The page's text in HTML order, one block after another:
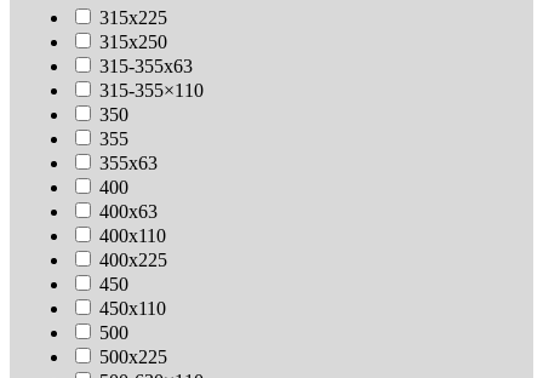
315х225
315х250
315-355х63
315-355×110
350
355
355х63
400
400х63
400х110
400х225
450
450х110
500
500х225